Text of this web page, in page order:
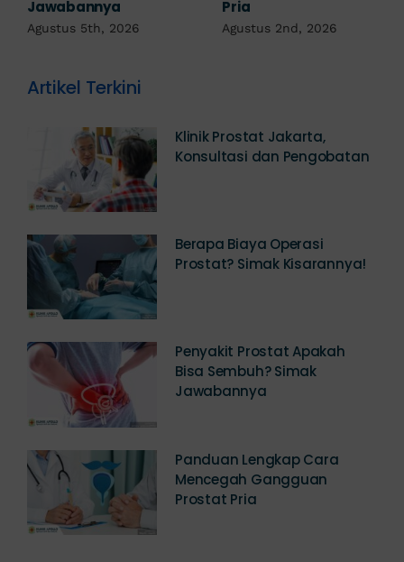
Agustus 1st, 2026
Juli 23rd, 2026
Artikel Terkini
Klinik Prostat Jakarta,
Konsultasi dan Pengobatan
Berapa Biaya Operasi
Prostat? Simak Kisarannya!
Penyakit Prostat Apakah
Bisa Sembuh? Simak
Jawabannya
Panduan Lengkap Cara
Mencegah Gangguan
Prostat Pria